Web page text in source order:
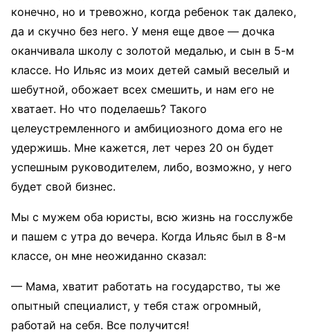
конечно, но и тревожно, когда ребенок так далеко,
да и скучно без него. У меня еще двое — дочка
оканчивала школу с золотой медалью, и сын в 5-м
классе. Но Ильяс из моих детей самый веселый и
шебутной, обожает всех смешить, и нам его не
хватает. Но что поделаешь? Такого
целеустремленного и амбициозного дома его не
удержишь. Мне кажется, лет через 20 он будет
успешным руководителем, либо, возможно, у него
будет свой бизнес.
Мы с мужем оба юристы, всю жизнь на госслужбе
и пашем с утра до вечера. Когда Ильяс был в 8-м
классе, он мне неожиданно сказал:
— Мама, хватит работать на государство, ты же
опытный специалист, у тебя стаж огромный,
работай на себя. Все получится!